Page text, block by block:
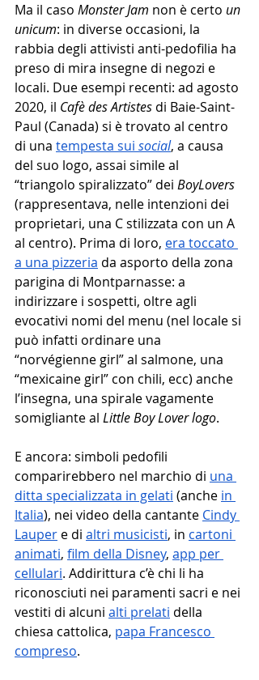
Ma il caso Monster Jam non è certo un
unicum: in diverse occasioni, la
rabbia degli attivisti anti-pedofilia ha
preso di mira insegne di negozi e
locali. Due esempi recenti: ad agosto
2020, il Cafè des Artistes di Baie-Saint-
Paul (Canada) si è trovato al centro
di una tempesta sui social, a causa
del suo logo, assai simile al
“triangolo spiralizzato” dei BoyLovers
(rappresentava, nelle intenzioni dei
proprietari, una C stilizzata con un A
al centro). Prima di loro, era toccato
a una pizzeria da asporto della zona
parigina di Montparnasse: a
indirizzare i sospetti, oltre agli
evocativi nomi del menu (nel locale si
può infatti ordinare una
“norvégienne girl” al salmone, una
“mexicaine girl” con chili, ecc) anche
l’insegna, una spirale vagamente
somigliante al Little Boy Lover logo.
E ancora: simboli pedofili
comparirebbero nel marchio di una
ditta specializzata in gelati (anche in
Italia), nei video della cantante Cindy
Lauper e di altri musicisti, in cartoni
animati, film della Disney, app per
cellulari. Addirittura c’è chi li ha
riconosciuti nei paramenti sacri e nei
vestiti di alcuni alti prelati della
chiesa cattolica, papa Francesco
compreso.